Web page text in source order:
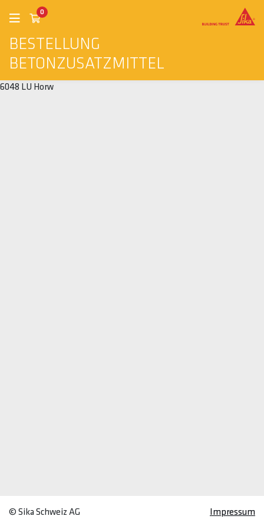
BESTELLUNG
BETONZUSATZMITTEL
0
6048 LU Horw
© Sika Schweiz AG Impressum